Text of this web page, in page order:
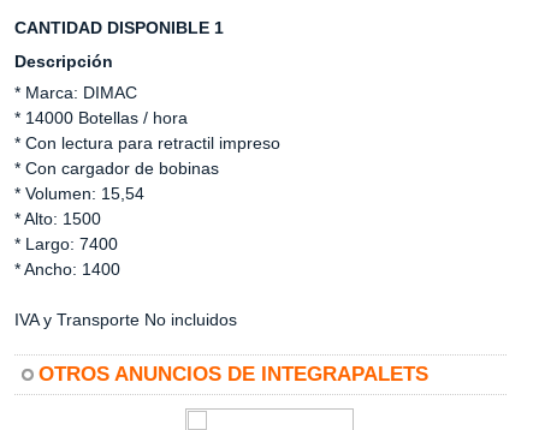
CANTIDAD DISPONIBLE 1
Descripción
* Marca: DIMAC
* 14000 Botellas / hora
* Con lectura para retractil impreso
* Con cargador de bobinas
* Volumen: 15,54
* Alto: 1500
* Largo: 7400
* Ancho: 1400
IVA y Transporte No incluidos
OTROS ANUNCIOS DE INTEGRAPALETS